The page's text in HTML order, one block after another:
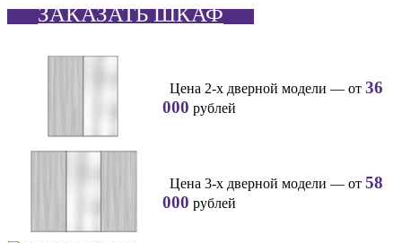
ЗАКАЗАТЬ ШКАФ
Цена 2-х дверной модели — от 36
000 рублей
Цена 3-х дверной модели — от 58
000 рублей